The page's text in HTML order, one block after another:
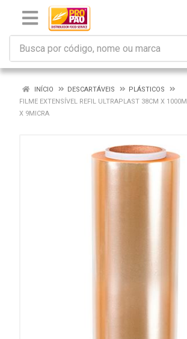
INÍCIO DESCARTÁVEIS
PLÁSTICOS
FILME EXTENSÍVEL REFIL ULTRAPLAST 38CM X 1000M
X 9MICRA